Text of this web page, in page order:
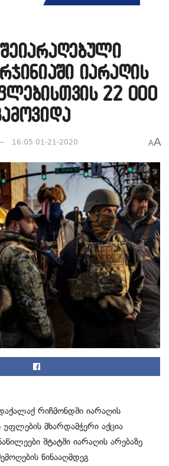
იარაღის
22 000
16:05 01-21-2020 AA
რიჩმონდში იარაღის
უფლების მხარდამჭერი აქცია
შტატში იარაღის არებაზე
წინააღმდეგ